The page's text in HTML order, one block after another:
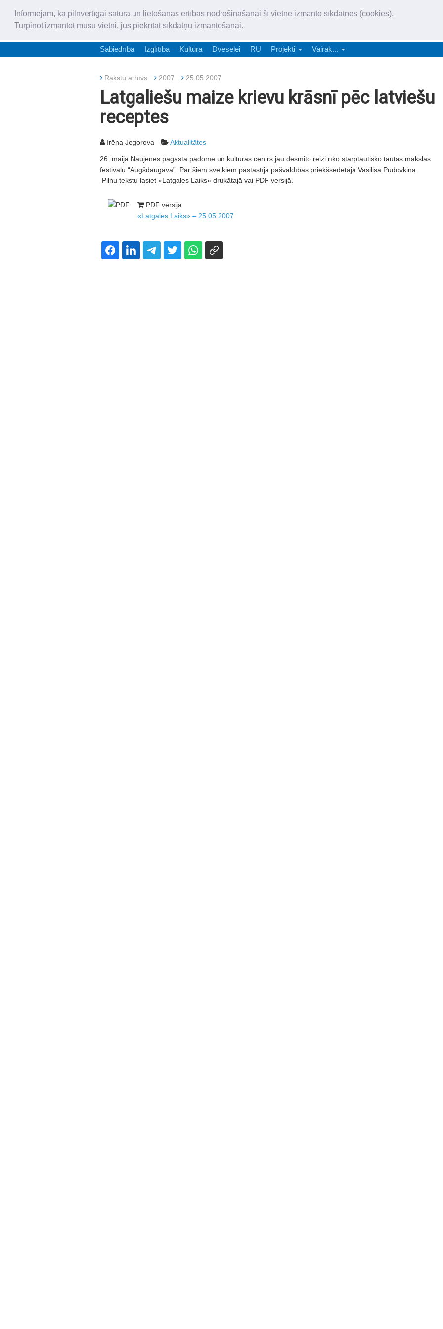
Informējam, ka pilnvērtīgai satura un lietošanas ērtības nodrošināšanai šī vietne izmanto sīkdatnes (cookies).
Turpinot izmantot mūsu vietni, jūs piekrītat sīkdatņu izmantošanai.
„Latgales Laiks” latviešu valodā aptver Daugavpils valstspilsētu,
Sabiedrība Izglītība Kultūra Dvēselei RU Projekti Vairāk...
Rakstu arhīvs 2007 25.05.2007
Latgaliešu maize krievu krāsnī pēc latviešu
receptes
Irēna Jegorova Aktualitātes
26. maijā Naujenes pagasta padome un kultūras centrs jau desmito reizi rīko starptautisko tautas mākslas
festivālu “Augšdaugava”. Par šiem svētkiem pastāstīja pašvaldības priekšsēdētāja Vasilisa Pudovkina.
Pilnu tekstu lasiet «Latgales Laiks» drukātajā vai PDF versijā.
PDF versija
«Latgales Laiks» – 25.05.2007